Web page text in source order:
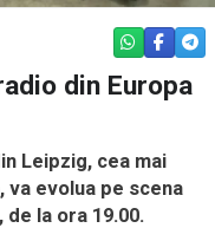
WHATSAPP
din Europa
Leipzig, cea mai
evolua pe scena
la ora 19.00.